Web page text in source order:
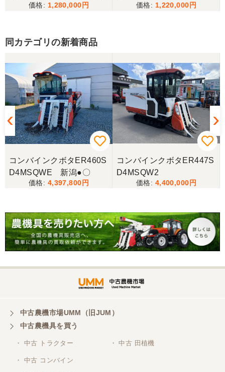
当方の要望に対して、素早く対応していただき感謝
スタッフの鈴木さんが親切で機械に詳しく 丁寧にご
対応頂きました。 ありがとう！ 少し距離はあります
が、今後も農機具を買う際はのうき屋さんを利用し
ようと思います。
三重県／miraisann
写真と現物が違いすぎる
三重県／谷本勝美
こちらの、対応も、よく、大変、満足、です。
三重県／谷本勝美
こちらの、対応、も、よくして、くれました。
対応も、よくしてくれました、有難うございまし
三重県／山本
対応ありがとうございました。
備済み
1,280,000 1,220,000
同カテゴリの新着商品
コンバインクボタER460S
D4MSQWE 新潟●〇
4,397,800
コンバインクボタER447S
D4MSQW2
4,400,000
中古農機市場UMM（旧JUM）
中古農機具を買う
・ 中古 トラクター ・ 中古 田植機
・ 中古 コンバイン